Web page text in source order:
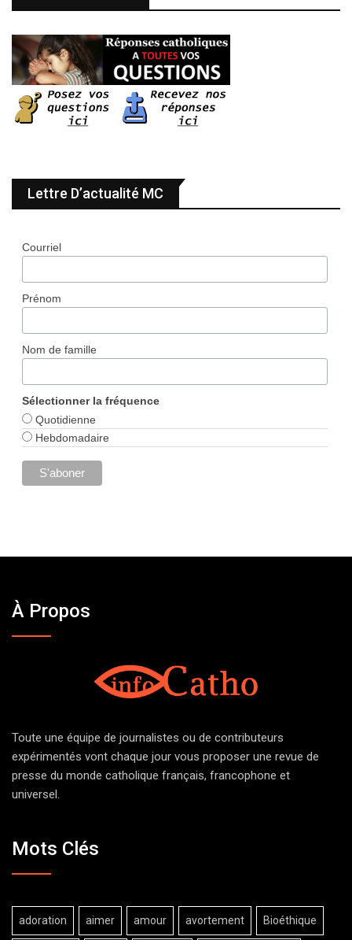
Lettre D’actualité MC
Courriel
Prénom
Nom de famille
Sélectionner la fréquence
Quotidienne
Hebdomadaire
À Propos
Toute une équipe de journalistes ou de contributeurs
expérimentés vont chaque jour vous proposer une revue de
presse du monde catholique français, francophone et
universel.
Mots Clés
adoration aimer amour avortement Bioéthique